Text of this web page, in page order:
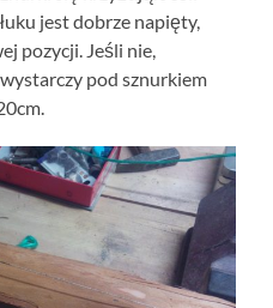
jest dobrze napięty,
pozycji. Jeśli nie,
pod sznurkiem